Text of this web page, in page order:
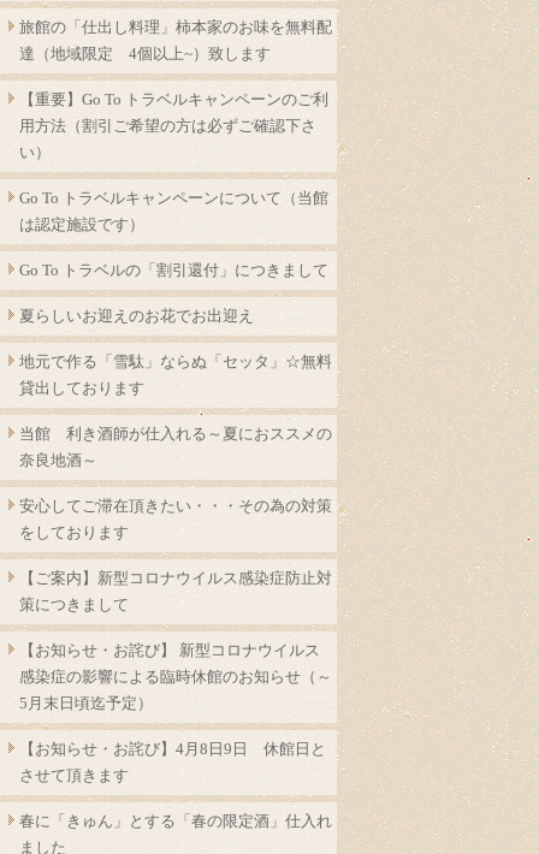
旅館の「仕出し料理」柿本家のお味を無料配
達（地域限定 4個以上~）致します
【重要】Go To トラベルキャンペーンのご利
用方法（割引ご希望の方は必ずご確認下さ
い）
Go To トラベルキャンペーンについて（当館
は認定施設です）
Go To トラベルの「割引還付」につきまして
夏らしいお迎えのお花でお出迎え
地元で作る「雪駄」ならぬ「セッタ」☆無料
貸出しております
当館 利き酒師が仕入れる～夏におススメの
奈良地酒～
安心してご滞在頂きたい・・・その為の対策
をしております
【ご案内】新型コロナウイルス感染症防止対
策につきまして
【お知らせ・お詫び】 新型コロナウイルス
感染症の影響による臨時休館のお知らせ（～
5月末日頃迄予定）
【お知らせ・お詫び】4月8日9日 休館日と
させて頂きます
春に「きゅん」とする「春の限定酒」仕入れ
ました